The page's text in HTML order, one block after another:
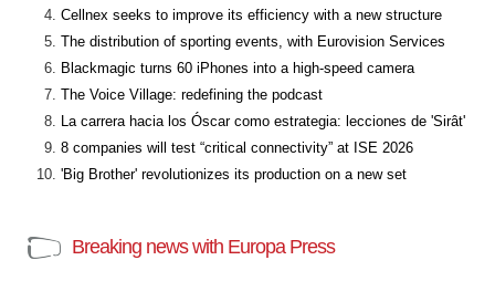
Cellnex seeks to improve its efficiency with a new structure
The distribution of sporting events, with Eurovision Services
Blackmagic turns 60 iPhones into a high-speed camera
The Voice Village: redefining the podcast
La carrera hacia los Óscar como estrategia: lecciones de 'Sirât'
8 companies will test “critical connectivity” at ISE 2026
'Big Brother' revolutionizes its production on a new set
Breaking news with Europa Press